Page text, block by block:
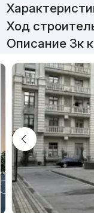
Ход
Описание 3к